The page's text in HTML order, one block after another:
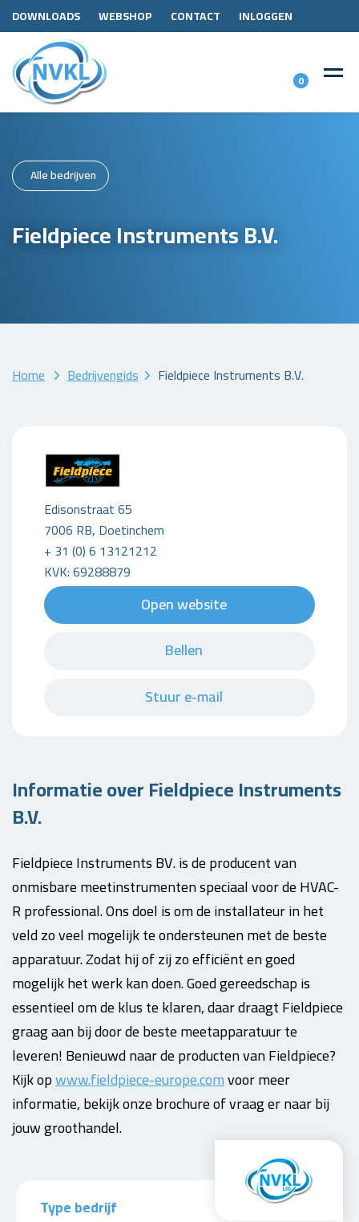
DOWNLOADS WEBSHOP CONTACT INLOGGEN
0
Alle bedrijven
Fieldpiece Instruments B.V.
Home Bedrijvengids Fieldpiece Instruments B.V.
Edisonstraat 65
7006 RB, Doetinchem
+ 31 (0) 6 13121212
KVK: 69288879
Open website
Bellen
Stuur e-mail
Informatie over Fieldpiece Instruments
B.V.
Fieldpiece Instruments BV. is de producent van
onmisbare meetinstrumenten speciaal voor de HVAC-
R professional. Ons doel is om de installateur in het
veld zo veel mogelijk te ondersteunen met de beste
apparatuur. Zodat hij of zij zo efficiënt en goed
mogelijk het werk kan doen. Goed gereedschap is
essentieel om de klus te klaren, daar draagt Fieldpiece
graag aan bij door de beste meetapparatuur te
leveren! Benieuwd naar de producten van Fieldpiece?
Kijk opwww.fieldpiece-europe.comvoor meer
informatie, bekijk onze brochure of vraag er naar bij
jouw groothandel.
Type bedrijf